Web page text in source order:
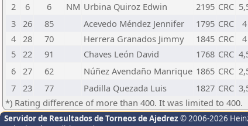
2
6 6 NM Urbina Quiroz Edwin 2195 CRC
3 26 85 Acevedo Méndez Jennifer 1795 CRC 4
4 28 70 Herrera Granados Jimmy 1845 CRC 4
5 22 91 Chaves León David 1768 CRC
6 27 62 Núñez Avendaño Manrique 1865 CRC
7 23 77 Padilla Quezada Luis 1827 CRC
*) Rating difference of more than 400. It was limited to 400.
Servidor de Resultados de Torneos de Ajedrez © 2006-2026